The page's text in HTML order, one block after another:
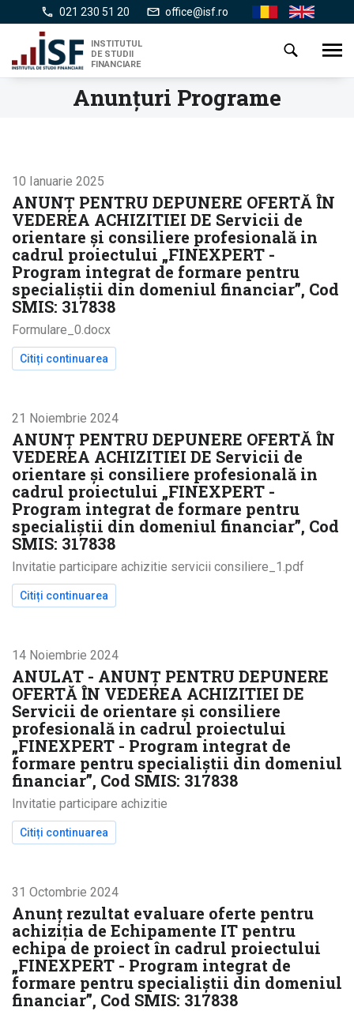
la
conţinutul
principal
021 230 51 20 office@isf.ro En
INSTITUTUL
DE STUDII
FINANCIARE
Anunțuri Programe
10 Ianuarie 2025
ANUNȚ PENTRU DEPUNERE OFERTĂ ÎN
VEDEREA ACHIZITIEI DE Servicii de
orientare și consiliere profesională in
cadrul proiectului „FINEXPERT -
Program integrat de formare pentru
specialiștii din domeniul financiar”, Cod
SMIS: 317838
Formulare_0.docx
Citiți continuarea
21 Noiembrie 2024
ANUNȚ PENTRU DEPUNERE OFERTĂ ÎN
VEDEREA ACHIZITIEI DE Servicii de
orientare și consiliere profesională in
cadrul proiectului „FINEXPERT -
Program integrat de formare pentru
specialiștii din domeniul financiar”, Cod
SMIS: 317838
Invitatie participare achizitie servicii consiliere_1.pdf
Citiți continuarea
14 Noiembrie 2024
ANULAT - ANUNȚ PENTRU DEPUNERE
OFERTĂ ÎN VEDEREA ACHIZITIEI DE
Servicii de orientare și consiliere
profesională in cadrul proiectului
„FINEXPERT - Program integrat de
formare pentru specialiștii din domeniul
financiar”, Cod SMIS: 317838
Invitatie participare achizitie
Citiți continuarea
31 Octombrie 2024
Anunț rezultat evaluare oferte pentru
achiziția de Echipamente IT pentru
echipa de proiect în cadrul proiectului
„FINEXPERT - Program integrat de
formare pentru specialiștii din domeniul
financiar”, Cod SMIS: 317838